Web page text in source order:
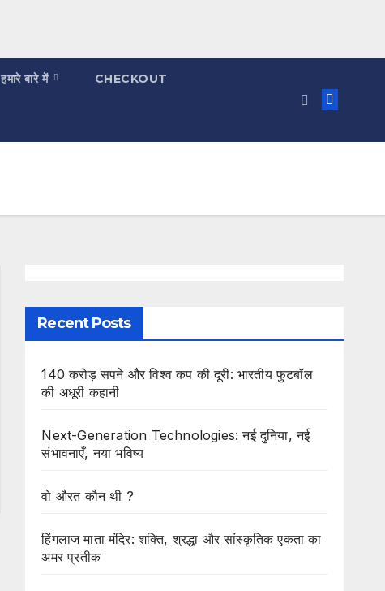
हमारे बारे में CHECKOUT
Recent Posts
140 करोड़ सपने और विश्व कप की दूरी: भारतीय फुटबॉल
की अधूरी कहानी
Next-Generation Technologies: नई दुनिया, नई
संभावनाएँ, नया भविष्य
वो औरत कौन थी ?
हिंगलाज माता मंदिर: शक्ति, श्रद्धा और सांस्कृतिक एकता का
अमर प्रतीक